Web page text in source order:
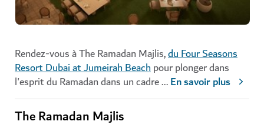
Rendez-vous à The Ramadan Majlis,du Four Seasons
Resort Dubai at Jumeirah Beachpour plonger dans
l'esprit du Ramadan dans un cadre...En savoir plus
The Ramadan Majlis